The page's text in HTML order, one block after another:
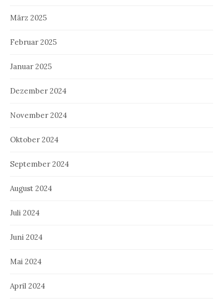
März 2025
Februar 2025
Januar 2025
Dezember 2024
November 2024
Oktober 2024
September 2024
August 2024
Juli 2024
Juni 2024
Mai 2024
April 2024